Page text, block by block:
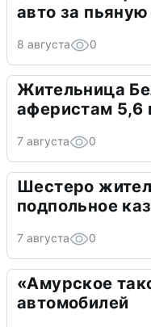
авто за
8 августа 0
Жительница
аферистам 5,6
7 августа 0
Шестеро
подпольное
7 августа 0
«Амурское
автомобилей